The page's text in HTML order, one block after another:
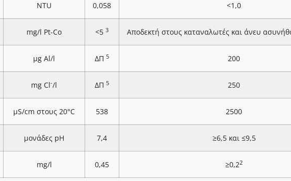
NTU 0,058 <1,0
mg/l Pt-Co <5 3 Αποδεκτή στους καταναλωτές και άνευ
μg Al/l ΔΠ 5 200
mg Cl-/l ΔΠ 5 250
μS/cm στους 20°C 538 2500
μονάδες pH 7,4 ≥6,5 και ≤9,5
mg/l 0,45 ≥0,22